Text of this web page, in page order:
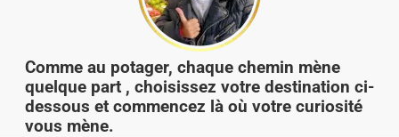
Comme au potager, chaque chemin mène
quelque part , choisissez votre destination ci-
dessous et commencez là où votre curiosité
vous mène.